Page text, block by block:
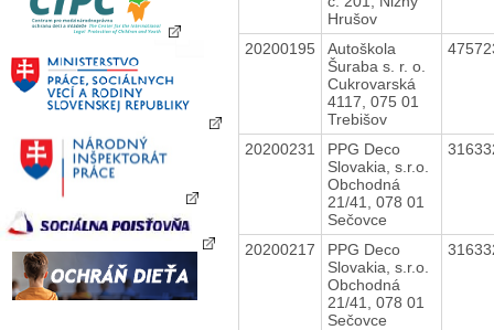
Hrušov
20200195
Autoškola
Šuraba s. r. o.
Cukrovarská
4117, 075 01
Trebišov
20200231
PPG Deco
Slovakia, s.r.o.
Obchodná
21/41, 078 01
Sečovce
20200217
PPG Deco
Slovakia, s.r.o.
Obchodná
21/41, 078 01
Sečovce